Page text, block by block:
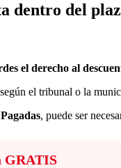
dentro del
el derecho al
según el tribunal o la
, puede ser
GRATIS